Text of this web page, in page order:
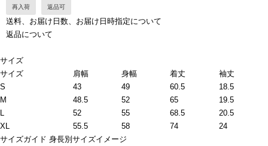
再入荷 返品可
送料、お届け日数、お届け日時指定について
返品について
サイズ
サイズ
肩幅 身幅 着丈
袖丈
S
43 49 60.5
18.5
M
48.5 52 65
19.5
L
52 55 68.5
20.5
XL
55.5 58 74
24
サイズガイド 身長別サイズイメージ